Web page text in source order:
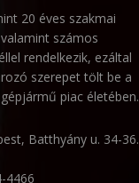
20 éves szakmai
számos
rendelkezik, ezáltal
szerepet tölt be a
piac életében.
Batthyány u. 34-36.
4466